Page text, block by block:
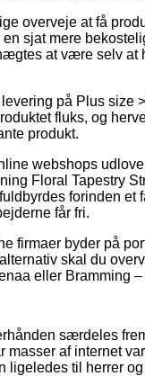
overveje at få
en sjat mere
at være selv at
på Plus size
fluks, og
produkt.
webshops
Floral Tapestry
forinden et
får fri.
firmaer byder på
skal du
eller Bramming
særdeles
masser af internet
ligeledes til herrer